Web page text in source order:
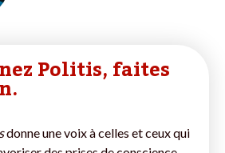
Politis, faites
donne une voix à celles et ceux qui